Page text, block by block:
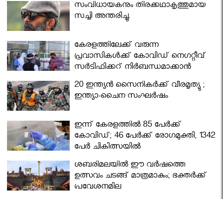
സംവിധായകനും തിരക്കഥാകൃത്തുമായ
സച്ചി അന്തരിച്ചു.
കേരളത്തിലേക്ക് വരുന്ന
പ്രവാസികള്‍ക്ക് കോവിഡ് നെഗറ്റീവ്
സര്‍ട്ടിഫിക്കറ്റ് നിർബന്ധമാക്കാൻ
മന്ത്രിസഭ
20 ഇന്ത്യൻ സൈനികർക്ക് വീരമൃത്യു ;
ഇന്ത്യാ-ചൈന സംഘർഷം
ഇന്ന് കേരളത്തിൽ 85 പേർക്ക്
കോവിഡ്; 46 പേർക്ക് രോഗമുക്തി, 1342
പേർ ചികിത്സയിൽ
ശബരിമലയില്‍ ഈ വർഷത്തെ
ഉത്സവം ചടങ്ങ് മാത്രമാകും; ഭക്തർക്ക്
പ്രവേശനമില്ല